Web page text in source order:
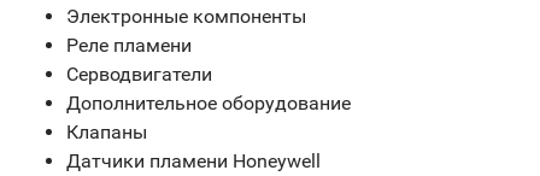
Электронные компоненты
Реле пламени
Серводвигатели
Дополнительное оборудование
Клапаны
Датчики пламени Honeywell